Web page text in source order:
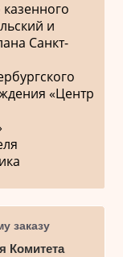
казенного
и
Санкт-
«Центр
заказу
Комитета